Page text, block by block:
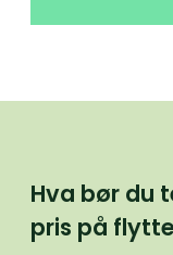
Hva bør du
pris på